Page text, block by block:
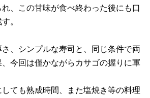
、この甘味が食べ終わった後にも口
。
、シンプルな寿司と、同じ条件で両
今回は僅かながらカサゴの握りに軍
ても熟成時間、また塩焼き等の料理